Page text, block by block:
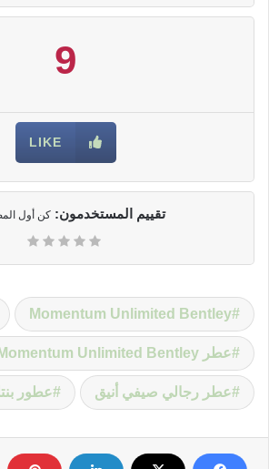
9
LIKE
تقييم المستخدمون:كن أول
Momentum Unlimited Bentley
عطر Momentum Unlimited Bentley
عطر رجالي صيفي أنيق عطور